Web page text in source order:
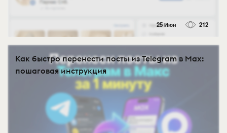
25 Июн 212
Как быстро перенести посты из Telegram в Max:
пошаговая инструкция